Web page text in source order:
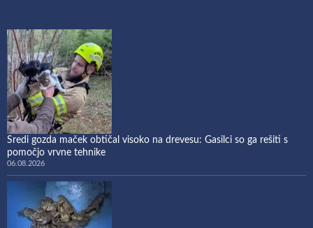
Sredi gozda maček obtičal visoko na drevesu: Gasilci so ga rešiti s
pomočjo vrvne tehnike
06.08.2026